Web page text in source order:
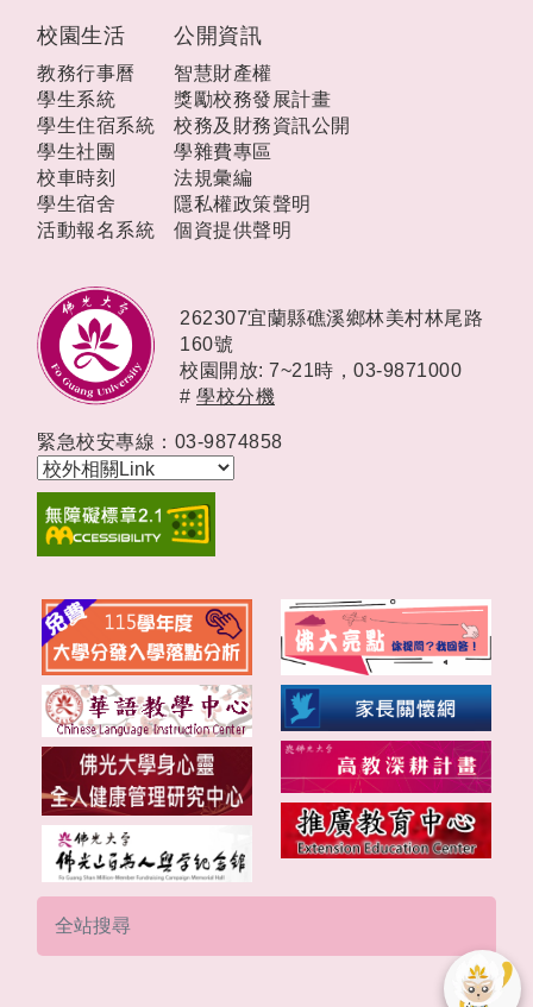
校園生活
教務行事曆
學生系統
學生住宿系統
學生社團
校車時刻
學生宿舍
活動報名系統
公開資訊
智慧財產權
獎勵校務發展計畫
校務及財務資訊公開
學雜費專區
法規彙編
隱私權政策聲明
個資提供聲明
262307宜蘭縣礁溪鄉林美村林尾路
160號
校園開放: 7~21時， 03-9871000
# 學校分機
緊急校安專線：03-9874858